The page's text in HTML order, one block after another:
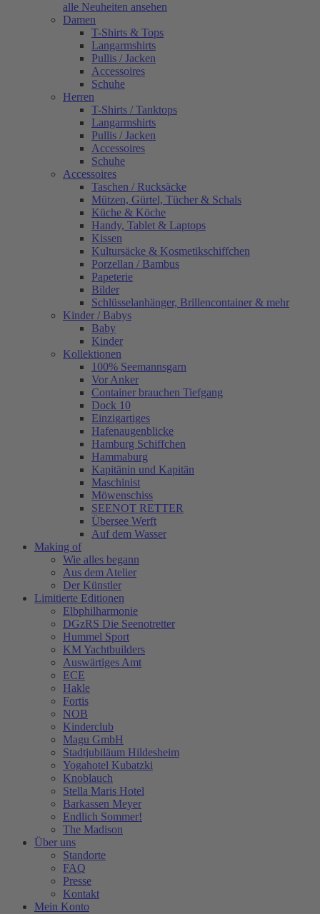
alle Neuheiten ansehen
Damen
T-Shirts & Tops
Langarmshirts
Pullis / Jacken
Accessoires
Schuhe
Herren
T-Shirts / Tanktops
Langarmshirts
Pullis / Jacken
Accessoires
Schuhe
Accessoires
Taschen / Rucksäcke
Mützen, Gürtel, Tücher & Schals
Küche & Köche
Handy, Tablet & Laptops
Kissen
Kultursäcke & Kosmetikschiffchen
Porzellan / Bambus
Papeterie
Bilder
Schlüsselanhänger, Brillencontainer & mehr
Kinder / Babys
Baby
Kinder
Kollektionen
100% Seemannsgarn
Vor Anker
Container brauchen Tiefgang
Dock 10
Einzigartiges
Hafenaugen­blicke
Hamburg Schiffchen
Hammaburg
Kapitänin und Kapitän
Maschinist
Möwenschiss
SEENOT RETTER
Übersee Werft
Auf dem Wasser
Making of
Wie alles begann
Aus dem Atelier
Der Künstler
Limitierte Editionen
Elbphilharmonie
DGzRS Die Seenotretter
Hummel Sport
KM Yachtbuilders
Auswärtiges Amt
ECE
Hakle
Fortis
NOB
Kinderclub
Magu GmbH
Stadtjubiläum Hildesheim
Yogahotel Kubatzki
Knoblauch
Stella Maris Hotel
Barkassen Meyer
Endlich Sommer!
The Madison
Über uns
Standorte
FAQ
Presse
Kontakt
Mein Konto